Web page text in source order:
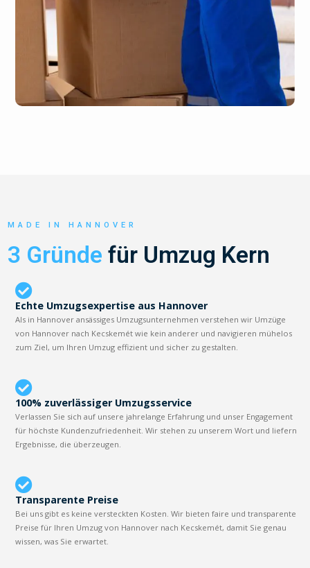
MADE IN HANNOVER
3 Gründe für Umzug Kern
Echte Umzugsexpertise aus Hannover
Als in Hannover ansässiges Umzugsunternehmen verstehen wir Umzüge
von Hannover nach Kecskemét wie kein anderer und navigieren mühelos
zum Ziel, um Ihren Umzug effizient und sicher zu gestalten.
100% zuverlässiger Umzugsservice
Verlassen Sie sich auf unsere jahrelange Erfahrung und unser Engagement
für höchste Kundenzufriedenheit. Wir stehen zu unserem Wort und liefern
Ergebnisse, die überzeugen.
Transparente Preise
Bei uns gibt es keine versteckten Kosten. Wir bieten faire und transparente
Preise für Ihren Umzug von Hannover nach Kecskemét, damit Sie genau
wissen, was Sie erwartet.